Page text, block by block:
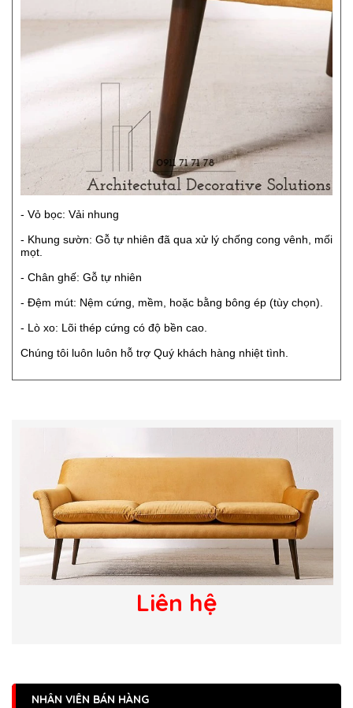
- Vỏ bọc: Vải nhung
- Khung sườn: Gỗ tự nhiên đã qua xử lý chống cong vênh, mối
mọt.
- Chân ghế: Gỗ tự nhiên
- Đệm mút: Nệm cứng, mềm, hoặc bằng bông ép (tùy chọn).
- Lò xo: Lõi thép cứng có độ bền cao.
Chúng tôi luôn luôn hỗ trợ Quý khách hàng nhiệt tình.
Liên hệ
NHÂN VIÊN BÁN HÀNG